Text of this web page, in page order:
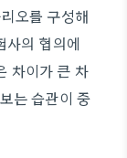
오를 구성해
사의 협의에
차이가 큰 차
는 습관이 중